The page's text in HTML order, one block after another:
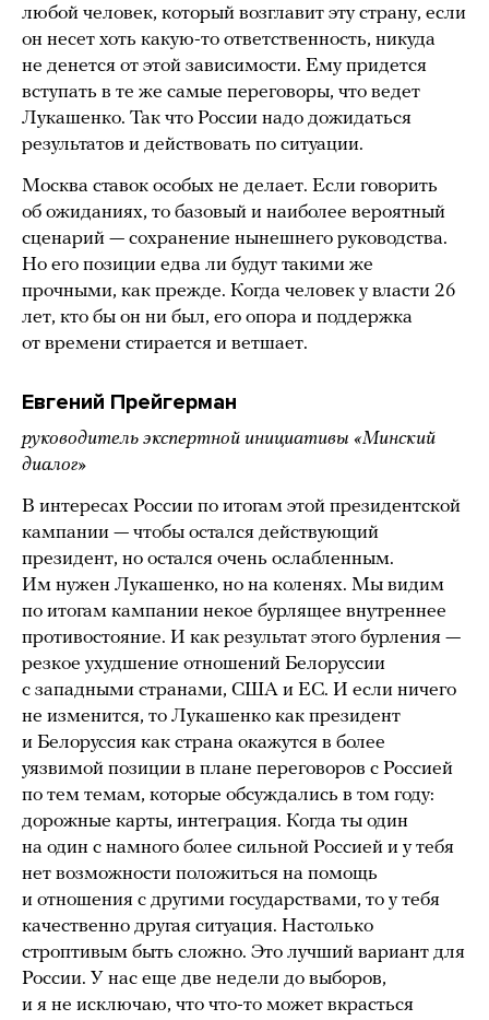
любой человек, который возглавит эту страну, если
он несет хоть какую-то ответственность, никуда
не денется от этой зависимости. Ему придется
вступать в те же самые переговоры, что ведет
Лукашенко. Так что России надо дожидаться
результатов и действовать по ситуации.
Москва ставок особых не делает. Если говорить
об ожиданиях, то базовый и наиболее вероятный
сценарий — сохранение нынешнего руководства.
Но его позиции едва ли будут такими же
прочными, как прежде. Когда человек у власти 26
лет, кто бы он ни был, его опора и поддержка
от времени стирается и ветшает.
Евгений Прейгерман
руководитель экспертной инициативы «Минский
диалог»
В интересах России по итогам этой президентской
кампании — чтобы остался действующий
президент, но остался очень ослабленным.
Им нужен Лукашенко, но на коленях. Мы видим
по итогам кампании некое бурлящее внутреннее
противостояние. И как результат этого бурления —
резкое ухудшение отношений Белоруссии
с западными странами, США и ЕС. И если ничего
не изменится, то Лукашенко как президент
и Белоруссия как страна окажутся в более
уязвимой позиции в плане переговоров с Россией
по тем темам, которые обсуждались в том году:
дорожные карты, интеграция. Когда ты один
на один с намного более сильной Россией и у тебя
нет возможности положиться на помощь
и отношения с другими государствами, то у тебя
качественно другая ситуация. Настолько
строптивым быть сложно. Это лучший вариант для
России. У нас еще две недели до выборов,
и я не исключаю, что что-то может вкрасться